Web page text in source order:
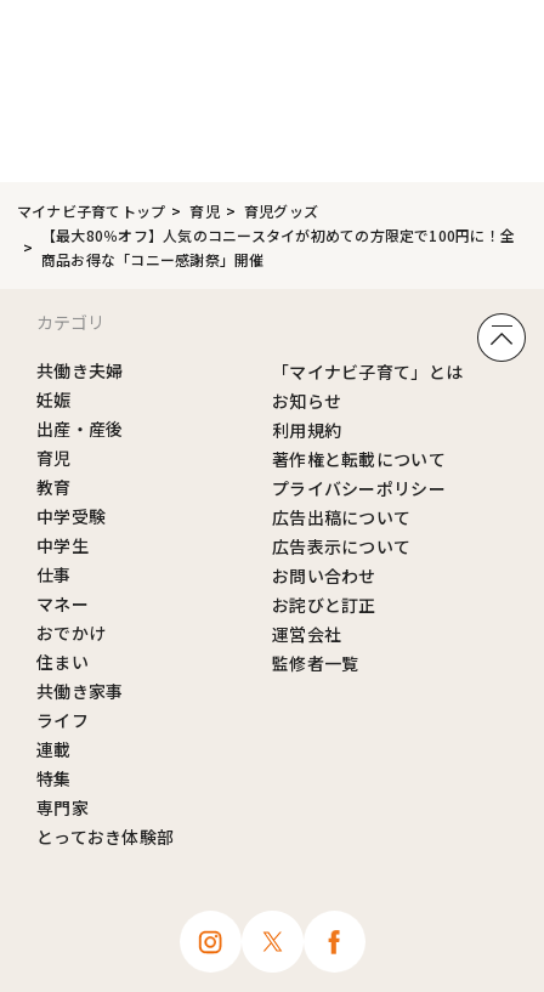
マイナビ子育てトップ 育児
育児グッズ
【最大80％オフ】人気のコニースタイが初めての方限定で100円に！全
商品お得な「コニー感謝祭」開催
カテゴリ
共働き夫婦
妊娠
出産・産後
育児
教育
中学受験
中学生
仕事
マネー
おでかけ
住まい
共働き家事
ライフ
連載
特集
専門家
とっておき体験部
「マイナビ子育て」とは
お知らせ
利用規約
著作権と転載について
プライバシーポリシー
広告出稿について
広告表示について
お問い合わせ
お詫びと訂正
運営会社
監修者一覧